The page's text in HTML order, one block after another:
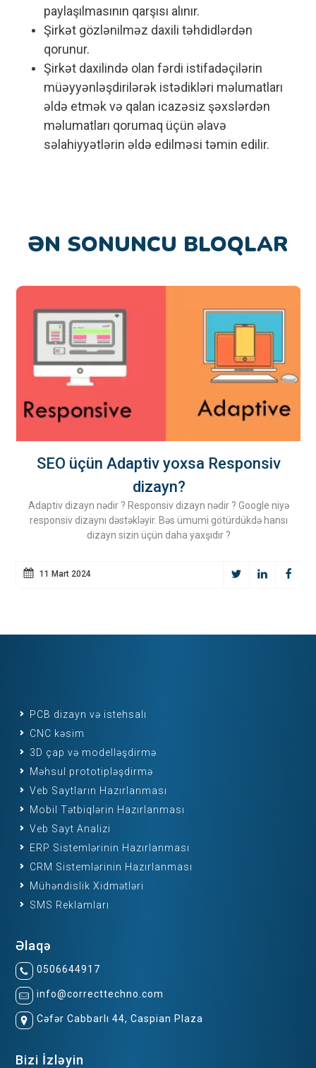
paylaşılmasının qarşısı alınır.
Şirkət gözlənilməz daxili təhdidlərdən
qorunur.
Şirkət daxilində olan fərdi istifadəçilərin
müəyyənləşdirilərək istədikləri məlumatları
əldə etmək və qalan icazəsiz şəxslərdən
məlumatları qorumaq üçün əlavə
səlahiyyətlərin əldə edilməsi təmin edilir.
ƏN SONUNCU BLOQLAR
SEO üçün Adaptiv yoxsa Responsiv
dizayn?
Adaptiv dizayn nədir ? Responsiv dizayn nədir ? Google niyə
responsiv dizaynı dəstəkləyir. Bəs ümumi götürdükdə hansı
dizayn sizin üçün daha yaxşıdır ?
11 Mart 2024
PCB dizayn və istehsalı
CNC kəsim
3D çap və modelləşdirmə
Məhsul prototipləşdirmə
Veb Saytların Hazırlanması
Mobil Tətbiqlərin Hazırlanması
Veb Sayt Analizi
ERP Sistemlərinin Hazırlanması
CRM Sistemlərinin Hazırlanması
Mühəndislik Xidmətləri
SMS Reklamları
Əlaqə
0506644917
info@correcttechno.com
Cəfər Cabbarlı 44, Caspian Plaza
Bizi İzləyin